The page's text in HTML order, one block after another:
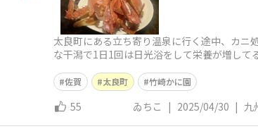
太良町にある立ち寄り温泉に行く途中、カニ
な干潟で1日1回は日光浴をして栄養が増し
佐賀 太良町 竹崎かに園
55 ゐちこ | 2025/04/30 | 九